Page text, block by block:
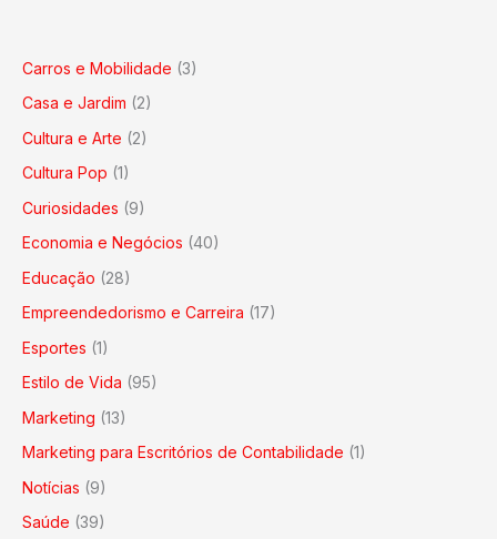
Carros e Mobilidade (3)
Casa e Jardim (2)
Cultura e Arte (2)
Cultura Pop (1)
Curiosidades (9)
Economia e Negócios (40)
Educação (28)
Empreendedorismo e Carreira (17)
Esportes (1)
Estilo de Vida (95)
Marketing (13)
Marketing para Escritórios de Contabilidade (1)
Notícias (9)
Saúde (39)